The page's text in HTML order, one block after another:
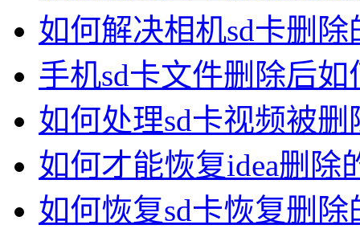
如何解决相机sd卡删
手机sd卡文件删除后如
如何处理sd卡视频被
如何才能恢复idea删除
如何恢复sd卡恢复删除